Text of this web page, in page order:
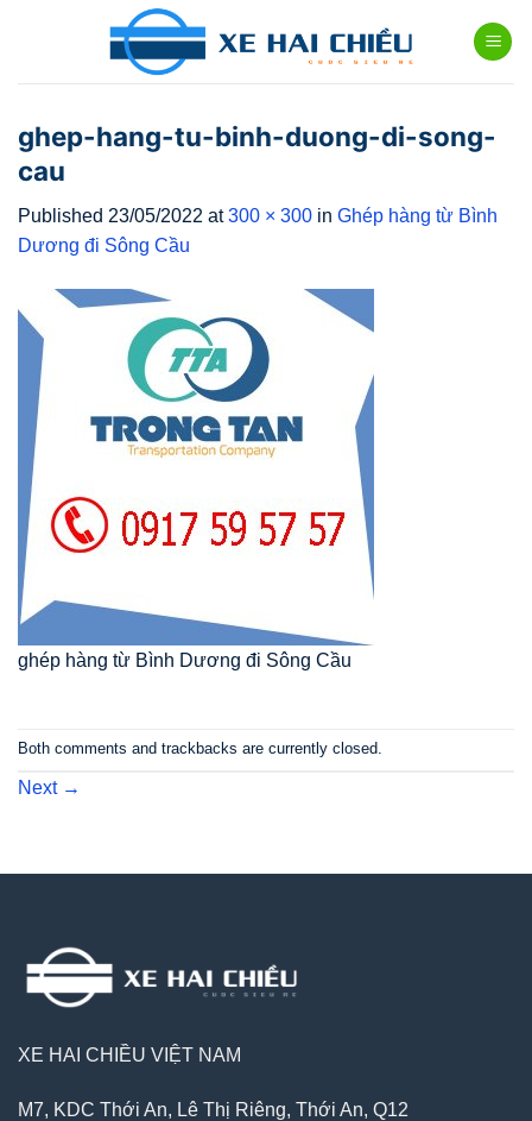
ghep-hang-tu-binh-duong-di-song-
cau
Published 23/05/2022 at300 × 300 in Ghép hàng từ Bình
Dương đi Sông Cầu
ghép hàng từ Bình Dương đi Sông Cầu
Both comments and trackbacks are currently closed.
Next →
XE HAI CHIỀU VIỆT NAM
M7, KDC Thới An, Lê Thị Riêng, Thới An, Q12